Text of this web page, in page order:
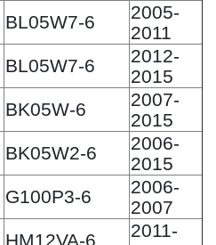
BL05W7-6
2005-
2011
BL05W7-6
2012-
2015
BK05W-6
2007-
2015
BK05W2-6
2006-
2015
G100P3-6
2006-
2007
HM12VA-6
2011-